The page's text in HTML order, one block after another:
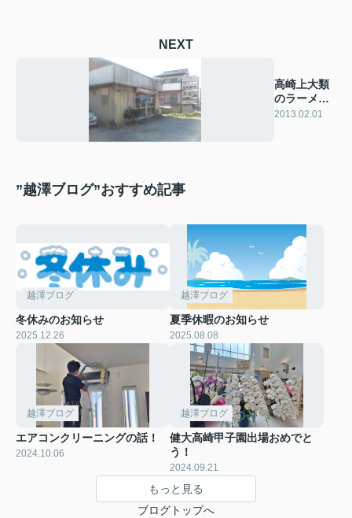
NEXT
高崎上大類
のラーメン
屋
2013.02.01
”越澤ブログ”おすすめ記事
越澤ブログ
冬休みのお知らせ
2025.12.26
越澤ブログ
夏季休暇のお知らせ
2025.08.08
越澤ブログ
エアコンクリーニングの話！
2024.10.06
越澤ブログ
健大高崎甲子園出場おめでと
う！
2024.09.21
もっと見る
ブログトップへ